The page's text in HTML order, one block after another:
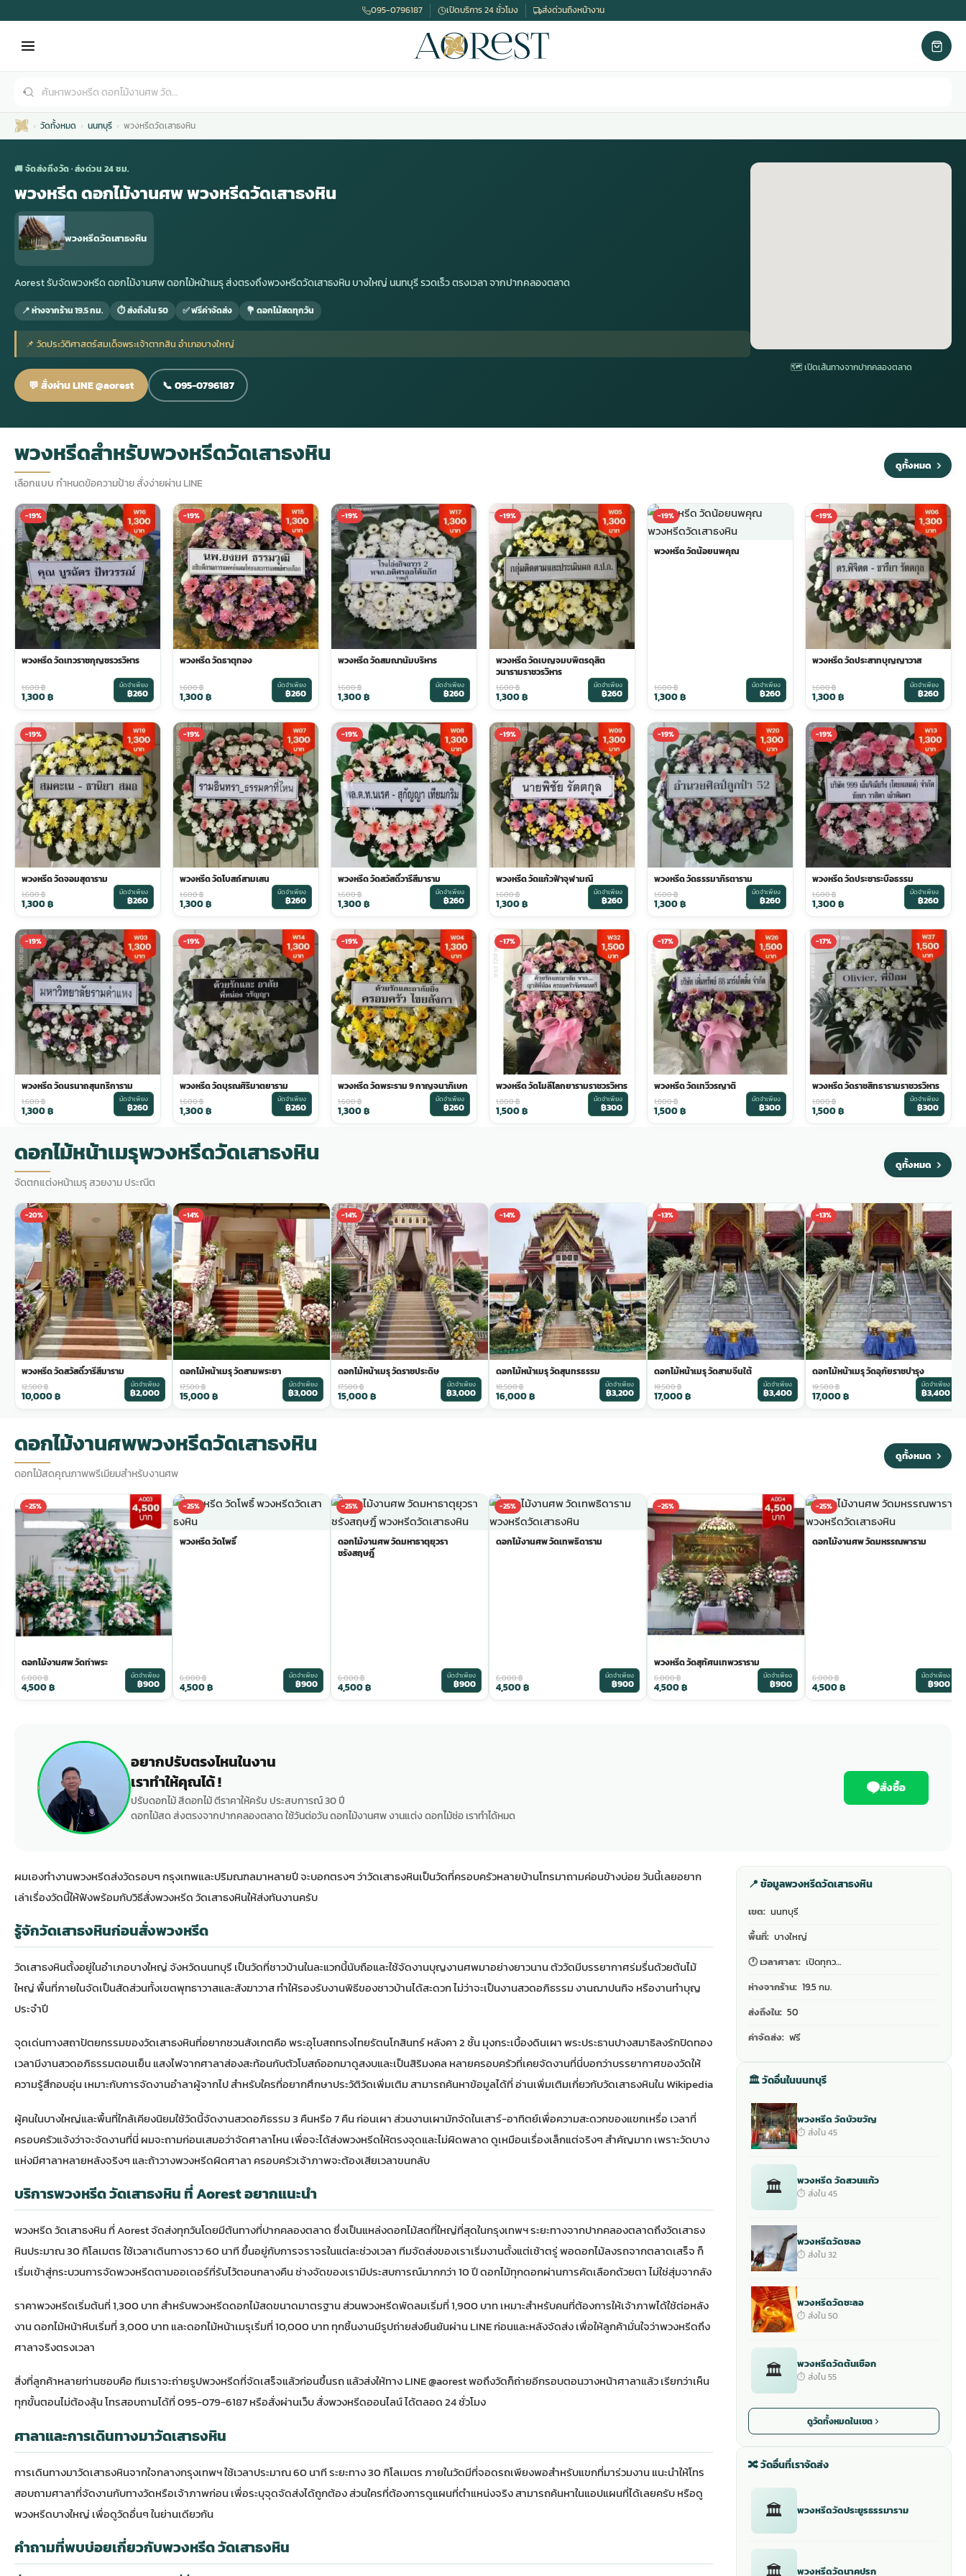
ดอกไม้หน้าศพ
ดอกไม้จัดงานศพ
จัดดอกไม้หน้าศพ
ดอกไม้หน้าหีบ
ดอกไม้หน้างานศพ
ดอกไม้หน้าโลง
จัดดอกไม้หน้าโลง
ดอกไม้ศพ
ดอกไม้งานศพ ส่งด่วน
ดอกไม้งานศพ กรุงเทพ
ดอกไม้งานศพ ปากคลองตลาด
ร้านดอกไม้งานศพ ใกล้ฉัน
ดอกไม้งานศพ ราคาถูก
จัดดอกไม้งานศพ ราคา
ดอกไม้งานศพ ส่งฟรี
ดอกไม้งานศพ ออนไลน์
พวงดอกไม้งานศพ
tpdecorate ปูพื้น
พวงหรีด กรุงเทพ
พวงหรีดราคา
สั่งพวงหรีด
ร้านพวงหรีด
ดอกไม้พวงหรีด
พวงหรีดปทุม
พวงหรีด ปากคลองตลาด
พวงหรีดราคาถูก
พวงหรีดดอกไม้สด
พวงหรีดดอกไม้สด ราคาถูก
สั่งพวงหรีด ออนไลน์
ส่งพวงหรีด ด่วน กรุงเทพ
ร้านพวงหรีด กรุงเทพ ส่งฟรี
พวงหรีด ปากคลองตลาด ราคา
พวงหรีด ส่งด่วน วันนี้
น้าเมรุ
มรุสีขาว
ไม้หน้าเมรุ
กไม้หน้าเมรุ
น้าเมรุ ราคา
ม้หน้าเมรุ
มรุ ราคาถูก
ม้หน้าเมรุ
มรุ ออนไลน์
มรุ ส่งด่วน
น้าเมรุ กรุงเทพ
ไม้งานแต่ง
ไม้งานแต่ง ราคา
ไม้งานแต่ง ราคาถูก
ไม้งานแต่ง กรุงเทพ
อกไม้งานแต่ง
ดอกไม้งานแต่ง
พวงหรีดพัดลม
พวงหรีดพัดลม ราคา
พวงหรีดพัดลม ราคาถูก
พวงหรีดพัดลม กรุงเทพ
พวงหรีดพัดลม ส่งด่วน
สั่งพวงหรีดพัดลม
พวงหรีดพัดลม ปากคลองตลาด
พวงหรีดพัดลม แบบสวยๆ
รับจัดงานศพ
รับจัดงานศพ ราคา
รับจัดงานศพ ครบวงจร
รับจัดงานศพ กรุงเทพ
แพ็คเกจจัดงานศพ
ค่าใช้จ่ายจัดงานศพ
ขั้นตอนจัดงานศพ
จัดงานศพ ราคาถูก
095-0796187 เปิดบริการ 24 ชั่วโมง ส่งด่วนถึงหน้างาน
วัดทั้งหมด นนทบุรี พวงหรีดวัดเสาธงหิน
🚚 จัดส่งถึงวัด · ส่งด่วน 24 ชม.
พวงหรีด ดอกไม้งานศพ พวงหรีดวัดเสาธงหิน
พวงหรีดวัดเสาธงหิน
Aorest รับจัดพวงหรีด ดอกไม้งานศพ ดอกไม้หน้าเมรุ ส่งตรงถึงพวงหรีดวัดเสาธงหิน บางใหญ่ นนทบุรี รวดเร็ว ตรงเวลา จากปากคลองตลาด
📍 ห่างจากร้าน 19.5 กม. ⏱ ส่งถึงใน 50 ✅ ฟรีค่าจัดส่ง 💐 ดอกไม้สดทุกวัน
📌 วัดประวัติศาสตร์สมเด็จพระเจ้าตากสิน อำเภอบางใหญ่
💬 สั่งผ่าน LINE @aorest 📞 095-0796187
🗺 เปิดเส้นทางจากปากคลองตลาด
พวงหรีดสำหรับพวงหรีดวัดเสาธงหิน
เลือกแบบ กำหนดข้อความป้าย สั่งง่ายผ่าน LINE
ดูทั้งหมด
-19%
พวงหรีด วัดเทวราชกุญชรวรวิหาร
1,600฿
1,300฿
มัดจำเพียง
฿260
-19%
พวงหรีด วัดธาตุทอง
1,600฿
1,300฿
มัดจำเพียง
฿260
-19%
พวงหรีด วัดสมณานัมบริหาร
1,600฿
1,300฿
มัดจำเพียง
฿260
-19%
พวงหรีด วัดเบญจมบพิตรดุสิต
วนารามราชวรวิหาร
1,600฿
1,300฿
มัดจำเพียง
฿260
-19%
พวงหรีด วัดน้อยนพคุณ
1,600฿
1,300฿
มัดจำเพียง
฿260
-19%
พวงหรีด วัดประสาทบุญญาวาส
1,600฿
1,300฿
มัดจำเพียง
฿260
-19%
พวงหรีด วัดจอมสุดาราม
1,600฿
1,300฿
มัดจำเพียง
฿260
-19%
พวงหรีด วัดโบสถ์สามเสน
1,600฿
1,300฿
มัดจำเพียง
฿260
-19%
พวงหรีด วัดสวัสดิ์วารีสีมาราม
1,600฿
1,300฿
มัดจำเพียง
฿260
-19%
พวงหรีด วัดแก้วฟ้าจุฬามณี
1,600฿
1,300฿
มัดจำเพียง
฿260
-19%
พวงหรีด วัดธรรมาภิรตาราม
1,600฿
1,300฿
มัดจำเพียง
฿260
-19%
พวงหรีด วัดประชาระบือธรรม
1,600฿
1,300฿
มัดจำเพียง
฿260
-19%
พวงหรีด วัดนรนาถสุนทริการาม
1,600฿
1,300฿
มัดจำเพียง
฿260
-19%
พวงหรีด วัดบุรณศิริมาตยาราม
1,600฿
1,300฿
มัดจำเพียง
฿260
-19%
พวงหรีด วัดพระราม 9 กาญจนาภิเษก
1,600฿
1,300฿
มัดจำเพียง
฿260
-17%
พวงหรีด วัดโมลีโลกยารามราชวรวิหาร
1,800฿
1,500฿
มัดจำเพียง
฿300
-17%
พวงหรีด วัดเทวีวรญาติ
1,800฿
1,500฿
มัดจำเพียง
฿300
-17%
พวงหรีด วัดราชสิทธารามราชวรวิหาร
1,800฿
1,500฿
มัดจำเพียง
฿300
ดอกไม้หน้าเมรุพวงหรีดวัดเสาธงหิน
จัดตกแต่งหน้าเมรุ สวยงาม ประณีต
ดูทั้งหมด
-20%
พวงหรีด วัดสวัสดิ์วารีสีมาราม
12,500฿
10,000฿
มัดจำเพียง
฿2,000
-14%
ดอกไม้หน้าเมรุ วัดสามพระยา
17,500฿
15,000฿
มัดจำเพียง
฿3,000
-14%
ดอกไม้หน้าเมรุ วัดราชประดิษ
17,500฿
15,000฿
มัดจำเพียง
฿3,000
-14%
ดอกไม้หน้าเมรุ วัดสุนทรธรรม
18,500฿
16,000฿
มัดจำเพียง
฿3,200
-13%
ดอกไม้หน้าเมรุ วัดสามจีนใต้
19,500฿
17,000฿
มัดจำเพียง
฿3,400
-13%
ดอกไม้หน้าเมรุ วัดอุภัยราชบำรุง
19,500฿
17,000฿
มัดจำเพียง
฿3,400
ดอกไม้งานศพพวงหรีดวัดเสาธงหิน
ดอกไม้สดคุณภาพพรีเมียมสำหรับงานศพ
ดูทั้งหมด
-25%
ดอกไม้งานศพ วัดท่าพระ
6,000฿
4,500฿
มัดจำเพียง
฿900
-25%
พวงหรีด วัดโพธิ์
6,000฿
4,500฿
มัดจำเพียง
฿900
-25%
ดอกไม้งานศพ วัดมหาธาตุยุวรา
ชรังสฤษฎิ์
6,000฿
4,500฿
มัดจำเพียง
฿900
-25%
ดอกไม้งานศพ วัดเทพธิดาราม
6,000฿
4,500฿
มัดจำเพียง
฿900
-25%
พวงหรีด วัดสุทัศนเทพวราราม
6,000฿
4,500฿
มัดจำเพียง
฿900
-25%
ดอกไม้งานศพ วัดมหรรณพาราม
6,000฿
4,500฿
มัดจำเพียง
฿900
อยากปรับตรงไหนในงาน
เราทำให้คุณได้ !
ปรับดอกไม้ สีดอกไม้ ตีราคาให้ครับ ประสบการณ์ 30 ปี
ดอกไม้สด ส่งตรงจากปากคลองตลาด ใช้วันต่อวัน ดอกไม้งานศพ งานแต่ง ดอกไม้ช่อ เราทำได้หมด
สั่งซื้อ
ผมเองทำงานพวงหรีดส่งวัดรอบๆ กรุงเทพและปริมณฑลมาหลายปี จะบอกตรงๆ ว่าวัดเสาธงหินเป็นวัดที่ครอบครัวหลายบ้านโทรมาถามค่อนข้างบ่อย วันนี้เลยอยาก
เล่าเรื่องวัดนี้ให้ฟังพร้อมกับวิธีสั่งพวงหรีด วัดเสาธงหินให้ส่งทันงานครับ
รู้จักวัดเสาธงหินก่อนสั่งพวงหรีด
วัดเสาธงหินตั้งอยู่ในอำเภอบางใหญ่ จังหวัดนนทบุรี เป็นวัดที่ชาวบ้านในละแวกนี้นับถือและใช้จัดงานบุญงานศพมาอย่างยาวนาน ตัววัดมีบรรยากาศร่มรื่นด้วยต้นไม้
ใหญ่ พื้นที่ภายในจัดเป็นสัดส่วนทั้งเขตพุทธาวาสและสังฆาวาส ทำให้รองรับงานพิธีของชาวบ้านได้สะดวก ไม่ว่าจะเป็นงานสวดอภิธรรม งานฌาปนกิจ หรืองานทำบุญ
ประจำปี
จุดเด่นทางสถาปัตยกรรมของวัดเสาธงหินที่อยากชวนสังเกตคือ พระอุโบสถทรงไทยรัตนโกสินทร์ หลังคา 2 ชั้น มุงกระเบื้องดินเผา พระประธานปางสมาธิลงรักปิดทอง
เวลามีงานสวดอภิธรรมตอนเย็น แสงไฟจากศาลาส่องสะท้อนกับตัวโบสถ์ออกมาดูสงบและเป็นสิริมงคล หลายครอบครัวที่เคยจัดงานที่นี่บอกว่าบรรยากาศของวัดให้
ความรู้สึกอบอุ่น เหมาะกับการจัดงานอำลาผู้จากไป สำหรับใครที่อยากศึกษาประวัติวัดเพิ่มเติม สามารถค้นหาข้อมูลได้ที่อ่านเพิ่มเติมเกี่ยวกับวัดเสาธงหินใน Wikipedia
ผู้คนในบางใหญ่และพื้นที่ใกล้เคียงนิยมใช้วัดนี้จัดงานสวดอภิธรรม 3 คืนหรือ 7 คืน ก่อนเผา ส่วนงานเผามักจัดในเสาร์-อาทิตย์เพื่อความสะดวกของแขกเหรื่อ เวลาที่
ครอบครัวแจ้งว่าจะจัดงานที่นี่ ผมจะถามก่อนเสมอว่าจัดศาลาไหน เพื่อจะได้ส่งพวงหรีดให้ตรงจุดและไม่ผิดพลาด ดูเหมือนเรื่องเล็กแต่จริงๆ สำคัญมาก เพราะวัดบาง
แห่งมีศาลาหลายหลังจริงๆ และถ้าวางพวงหรีดผิดศาลา ครอบครัวเจ้าภาพจะต้องเสียเวลาขนกลับ
บริการพวงหรีด วัดเสาธงหิน ที่ Aorest อยากแนะนำ
พวงหรีด วัดเสาธงหิน ที่ Aorest จัดส่งทุกวันโดยมีต้นทางที่ปากคลองตลาด ซึ่งเป็นแหล่งดอกไม้สดที่ใหญ่ที่สุดในกรุงเทพฯ ระยะทางจากปากคลองตลาดถึงวัดเสาธง
หินประมาณ 30 กิโลเมตร ใช้เวลาเดินทางราว 60 นาที ขึ้นอยู่กับการจราจรในแต่ละช่วงเวลา ทีมจัดส่งของเราเริ่มงานตั้งแต่เช้าตรู่ พอดอกไม้ลงรถจากตลาดเสร็จ ก็
เริ่มเข้าสู่กระบวนการจัดพวงหรีดตามออเดอร์ที่รับไว้ตอนกลางคืน ช่างจัดของเรามีประสบการณ์มากกว่า 10 ปี ดอกไม้ทุกดอกผ่านการคัดเลือกด้วยตา ไม่ใช่สุ่มจากลัง
ราคาพวงหรีดเริ่มต้นที่ 1,300 บาท สำหรับพวงหรีดดอกไม้สดขนาดมาตรฐาน ส่วนพวงหรีดพัดลมเริ่มที่ 1,900 บาท เหมาะสำหรับคนที่ต้องการให้เจ้าภาพได้ใช้ต่อหลัง
งาน ดอกไม้หน้าหีบเริ่มที่ 3,000 บาท และดอกไม้หน้าเมรุเริ่มที่ 10,000 บาท ทุกชิ้นงานมีรูปถ่ายส่งยืนยันผ่าน LINE ก่อนและหลังจัดส่ง เพื่อให้ลูกค้ามั่นใจว่าพวงหรีดถึง
ศาลาจริงตรงเวลา
สิ่งที่ลูกค้าหลายท่านชอบคือ ทีมเราจะถ่ายรูปพวงหรีดที่จัดเสร็จแล้วก่อนขึ้นรถ แล้วส่งให้ทาง LINE @aorest พอถึงวัดก็ถ่ายอีกรอบตอนวางหน้าศาลาแล้ว เรียกว่าเห็น
ทุกขั้นตอนไม่ต้องลุ้น โทรสอบถามได้ที่ 095-079-6187 หรือสั่งผ่านเว็บสั่งพวงหรีดออนไลน์ได้ตลอด 24 ชั่วโมง
ศาลาและการเดินทางมาวัดเสาธงหิน
การเดินทางมาวัดเสาธงหินจากใจกลางกรุงเทพฯ ใช้เวลาประมาณ 60 นาที ระยะทาง 30 กิโลเมตร ภายในวัดมีที่จอดรถเพียงพอสำหรับแขกที่มาร่วมงาน แนะนำให้โทร
สอบถามศาลาที่จัดงานกับทางวัดหรือเจ้าภาพก่อน เพื่อระบุจุดจัดส่งได้ถูกต้อง ส่วนใครที่ต้องการดูแผนที่ตำแหน่งจริง สามารถค้นหาในแอปแผนที่ได้เลยครับ หรือดู
พวงหรีดบางใหญ่ เพื่อดูวัดอื่นๆ ในย่านเดียวกัน
คำถามที่พบบ่อยเกี่ยวกับพวงหรีด วัดเสาธงหิน
📍 ข้อมูลพวงหรีดวัดเสาธงหิน
เขต: นนทบุรี
พื้นที่: บางใหญ่
🕐 เวลาศาลา: เปิดทุกว…
ห่างจากร้าน: 19.5 กม.
ส่งถึงใน: 50
ค่าจัดส่ง: ฟรี
🏛 วัดอื่นในนนทบุรี
พวงหรีด วัดบัวขวัญ
⏱ ส่งใน 45
🏛 พวงหรีด วัดสวนแก้ว
⏱ ส่งใน 45
พวงหรีดวัดชลอ
⏱ ส่งใน 32
พวงหรีดวัดชะลอ
⏱ ส่งใน 50
🏛 พวงหรีดวัดต้นเชือก
⏱ ส่งใน 55
ดูวัดทั้งหมดในเขต
🔀 วัดอื่นที่เราจัดส่ง
🏛 พวงหรีดวัดประยูรธรรมาราม
พวงหรีดวัดนาคปรก